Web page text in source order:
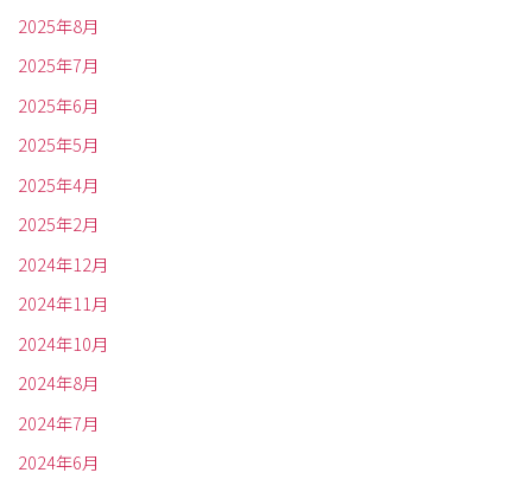
2025年8月
2025年7月
2025年6月
2025年5月
2025年4月
2025年2月
2024年12月
2024年11月
2024年10月
2024年8月
2024年7月
2024年6月